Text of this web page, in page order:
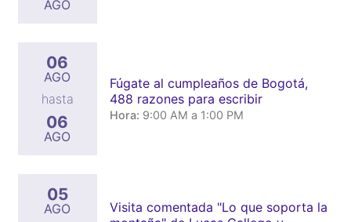
AGO
06
AGO
hasta
06
AGO
Fúgate al cumpleaños de Bogotá,
488 razones para escribir
Hora: 9:00 AM a 1:00 PM
05
AGO
Visita comentada "Lo que soporta la